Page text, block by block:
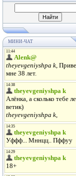
МИНИ-ЧАТ